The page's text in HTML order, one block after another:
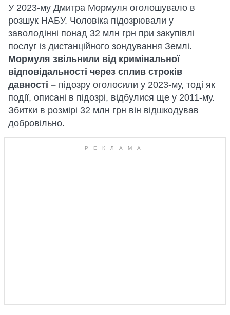
У 2023-му Дмитра Мормуля оголошувало в
розшук НАБУ. Чоловіка підозрювали у
заволодінні понад 32 млн грн при закупівлі
послуг із дистанційного зондування Землі.
Мормуля звільнили від кримінальної
відповідальності через сплив строків
давності – підозру оголосили у 2023-му, тоді як
події, описані в підозрі, відбулися ще у 2011-му.
Збитки в розмірі 32 млн грн він відшкодував
добровільно.